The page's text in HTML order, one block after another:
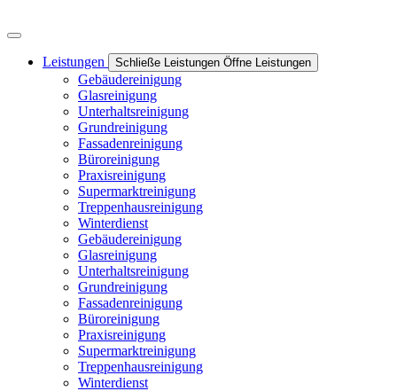
Leistungen Schließe Leistungen Öffne Leistungen
Gebäudereinigung
Glasreinigung
Unterhaltsreinigung
Grundreinigung
Fassadenreinigung
Büroreinigung
Praxisreinigung
Supermarktreinigung
Treppenhausreinigung
Winterdienst
Gebäudereinigung
Glasreinigung
Unterhaltsreinigung
Grundreinigung
Fassadenreinigung
Büroreinigung
Praxisreinigung
Supermarktreinigung
Treppenhausreinigung
Winterdienst